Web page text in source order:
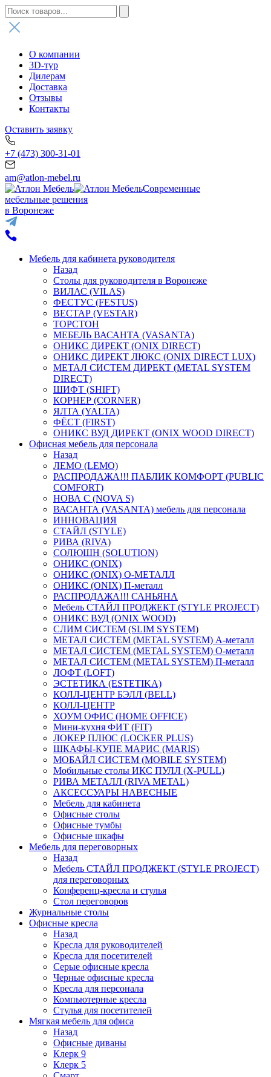
О компании
3D-тур
Дилерам
Доставка
Отзывы
Контакты
Оставить заявку
+7 (473) 300-31-01
am@atlon-mebel.ru
Современные
мебельные решения
в Воронеже
Мебель для кабинета руководителя
Назад
Столы для руководителя в Воронеже
ВИЛАС (VILAS)
ФЕСТУС (FESTUS)
ВЕСТАР (VESTAR)
ТОРСТОН
МЕБЕЛЬ ВАСАНТА (VASANTA)
ОНИКС ДИРЕКТ (ONIX DIRECT)
ОНИКС ДИРЕКТ ЛЮКС (ONIX DIRECT LUX)
МЕТАЛ СИСТЕМ ДИРЕКТ (METAL SYSTEM
DIRECT)
ШИФТ (SHIFT)
КОРНЕР (CORNER)
ЯЛТА (YALTA)
ФЁСТ (FIRST)
ОНИКС ВУД ДИРЕКТ (ONIX WOOD DIRECT)
Офисная мебель для персонала
Назад
ЛЕМО (LEMO)
РАСПРОДАЖА!!! ПАБЛИК КОМФОРТ (PUBLIC
COMFORT)
НОВА С (NOVA S)
ВАСАНТА (VASANTA) мебель для персонала
ИННОВАЦИЯ
СТАЙЛ (STYLE)
РИВА (RIVA)
СОЛЮШН (SOLUTION)
ОНИКС (ONIX)
ОНИКС (ONIX) O-МЕТАЛЛ
ОНИКС (ONIX) П-металл
РАСПРОДАЖА!!! САНЬЯНА
Мебель СТАЙЛ ПРОДЖЕКТ (STYLE PROJECT)
ОНИКС ВУД (ONIX WOOD)
СЛИМ СИСТЕМ (SLIM SYSTEM)
МЕТАЛ СИСТЕМ (METAL SYSTEM) А-металл
МЕТАЛ СИСТЕМ (METAL SYSTEM) О-металл
МЕТАЛ СИСТЕМ (METAL SYSTEM) П-металл
ЛОФТ (LOFT)
ЭСТЕТИКА (ESTETIKA)
КОЛЛ-ЦЕНТР БЭЛЛ (BELL)
КОЛЛ-ЦЕНТР
ХОУМ ОФИС (HOME OFFICE)
Мини-кухня ФИТ (FIT)
ЛОКЕР ПЛЮС (LOCKER PLUS)
ШКАФЫ-КУПЕ МАРИС (MARIS)
МОБАЙЛ СИСТЕМ (MOBILE SYSTEM)
Мобильные столы ИКС ПУЛЛ (X-PULL)
РИВА МЕТАЛЛ (RIVA METAL)
АКСЕССУАРЫ НАВЕСНЫЕ
Мебель для кабинета
Офисные столы
Офисные тумбы
Офисные шкафы
Мебель для переговорных
Назад
Мебель СТАЙЛ ПРОДЖЕКТ (STYLE PROJECT)
для переговорных
Конференц-кресла и стулья
Стол переговоров
Журнальные столы
Офисные кресла
Назад
Кресла для руководителей
Кресла для посетителей
Серые офисные кресла
Черные офисные кресла
Кресла для персонала
Компьютерные кресла
Стулья для посетителей
Мягкая мебель для офиса
Назад
Офисные диваны
Клерк 9
Клерк 5